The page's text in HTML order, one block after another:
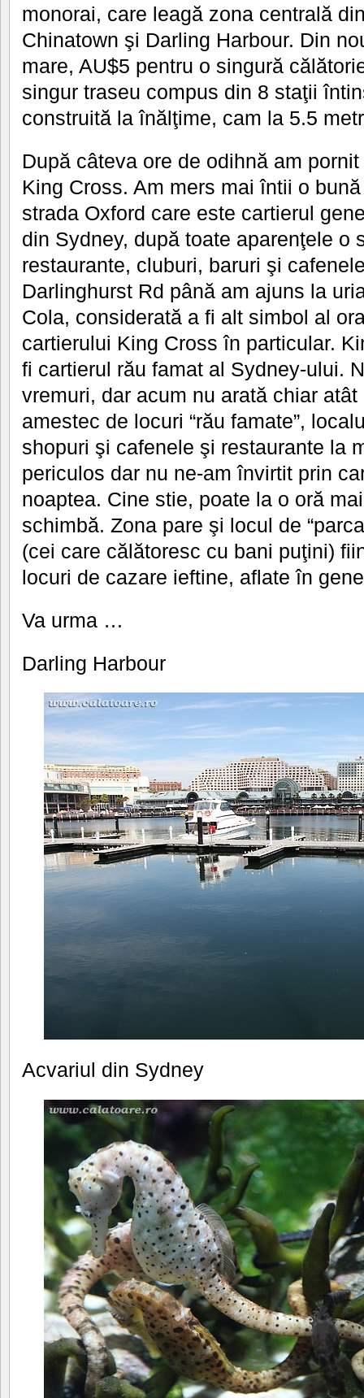
monorai, care leagă zona centrală
Chinatown şi Darling Harbour. Din
mare, AU$5 pentru o singură
singur traseu compus din 8 staţii
construită la înălţime, cam la 5.5
După câteva ore de odihnă am
King Cross. Am mers mai întii o
strada Oxford care este cartierul
din Sydney, după toate aparenţele o
restaurante, cluburi, baruri şi
Darlinghurst Rd până am ajuns la
Cola, considerată a fi alt simbol al
cartierului King Cross în particular.
fi cartierul rău famat al Sydney-ului.
vremuri, dar acum nu arată chiar
amestec de locuri “rău famate”,
shopuri şi cafenele şi restaurante la
periculos dar nu ne-am învirtit prin
noaptea. Cine stie, poate la o oră
schimbă. Zona pare şi locul de
(cei care călătoresc cu bani puţini)
locuri de cazare ieftine, aflate în
Va urma …
Darling Harbour
Acvariul din Sydney